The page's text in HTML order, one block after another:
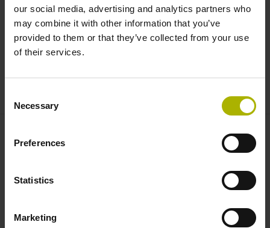
our social media, advertising and analytics partners who
may combine it with other information that you’ve
provided to them or that they’ve collected from your use
of their services.
Selection
Necessary
Preferences
Statistics
Marketing
我们愿意回答您有关HEIDENHAIN克隆工具的任何问
题：
应用程序编程热线
fuwu@heidenhain.com.cn
联系人 – 服务
+86 10 80420123